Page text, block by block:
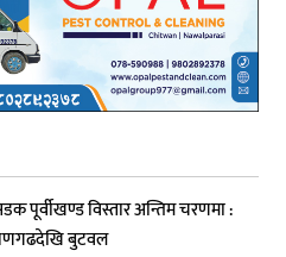
पूर्वीखण्ड विस्तार अन्तिम चरणमा :
बुटवल